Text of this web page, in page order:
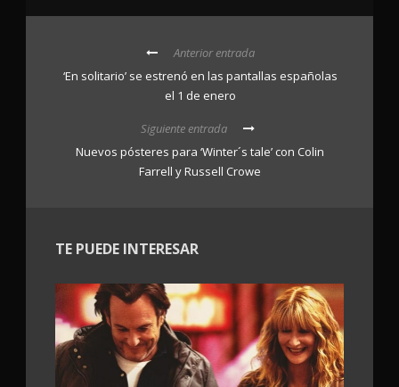
Anterior entrada
‘En solitario’ se estrenó en las pantallas españolas
el 1 de enero
Siguiente entrada
Nuevos pósteres para ‘Winter´s tale’ con Colin
Farrell y Russell Crowe
TE PUEDE INTERESAR